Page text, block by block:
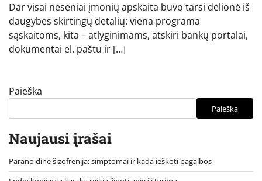
Dar visai neseniai įmonių apskaita buvo tarsi dėlionė iš
daugybės skirtingų detalių: viena programa
sąskaitoms, kita – atlyginimams, atskiri bankų portalai,
dokumentai el. paštu ir […]
Paieška
Paieška
Naujausi įrašai
Paranoidinė šizofrenija: simptomai ir kada ieškoti pagalbos